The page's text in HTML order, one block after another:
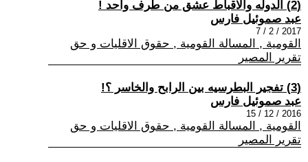
(2) الدوله والاقباط عشق من طرف واحد !
عبد صموئيل فارس
2017 / 2 / 7
القومية , المسالة القومية , حقوق الاقليات و حق
تقرير المصير
(3) تفجير البطرسيه بين الرابح والخاسر ؟!
عبد صموئيل فارس
2016 / 12 / 15
القومية , المسالة القومية , حقوق الاقليات و حق
تقرير المصير